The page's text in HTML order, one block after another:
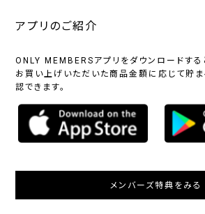
アプリのご紹介
ONLY MEMBERSアプリをダウンロードする
お買い上げいただいた商品金額に応じて貯ま
認できます。
メンバーズ特典をみる